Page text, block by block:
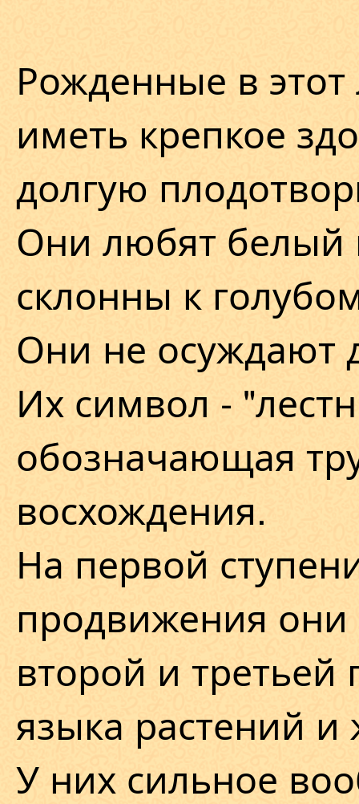
Рожденные в
иметь крепкое
долгую
Они любят белый
склонны к
Они не осуждают
Их символ -
обозначающая
восхождения.
На первой
продвижения
второй и
языка растений
У них сильное